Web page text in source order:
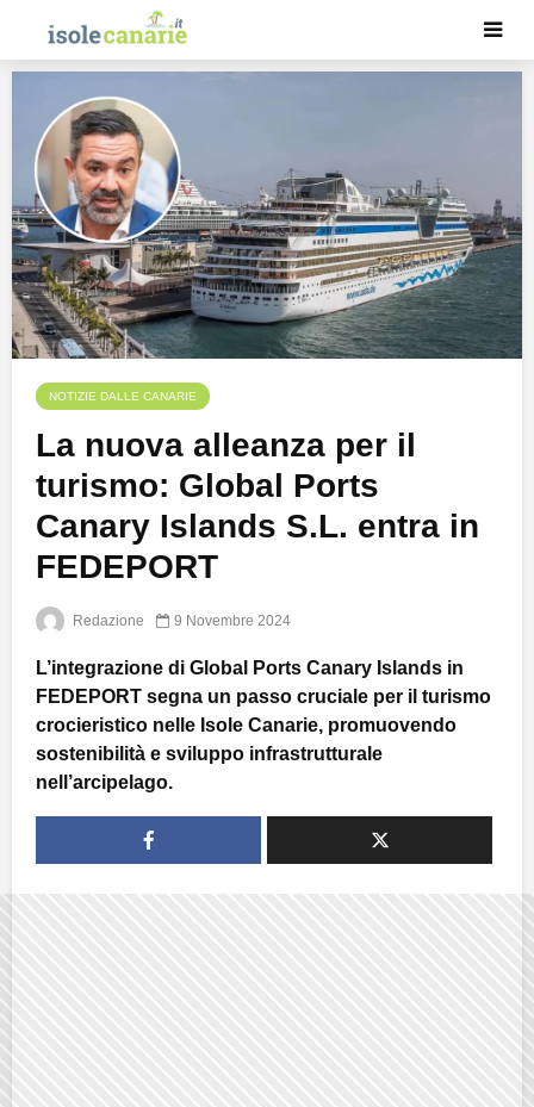
NOTIZIE DALLE CANARIE
La nuova alleanza per il
turismo: Global Ports
Canary Islands S.L. entra in
FEDEPORT
Redazione 9 Novembre 2024
L’integrazione di Global Ports Canary Islands in
FEDEPORT segna un passo cruciale per il turismo
crocieristico nelle Isole Canarie, promuovendo
sostenibilità e sviluppo infrastrutturale
nell’arcipelago.